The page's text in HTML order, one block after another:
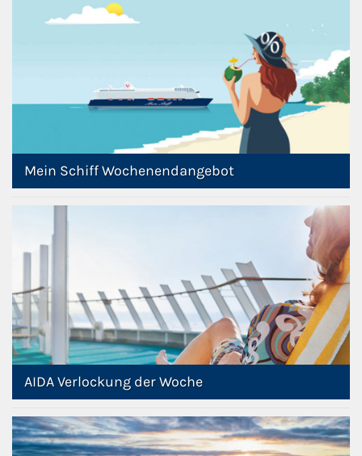
Mein Schiff Wochenendangebot
AIDA Verlockung der Woche